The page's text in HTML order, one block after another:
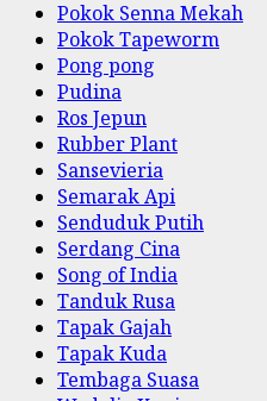
Pokok Senna Mekah
Pokok Tapeworm
Pong pong
Pudina
Ros Jepun
Rubber Plant
Sansevieria
Semarak Api
Senduduk Putih
Serdang Cina
Song of India
Tanduk Rusa
Tapak Gajah
Tapak Kuda
Tembaga Suasa